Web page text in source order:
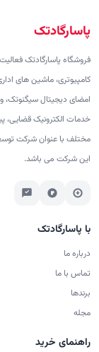
پاسارگادتک
کامپیوتری، ماشین های
امضای دیجیتال سیگنوتک،
مختلف با عنوان شرکت
این شرکت می باشد.
با پاسارگادتک
درباره ما
تماس با ما
برندها
مجله
راهنمای خرید